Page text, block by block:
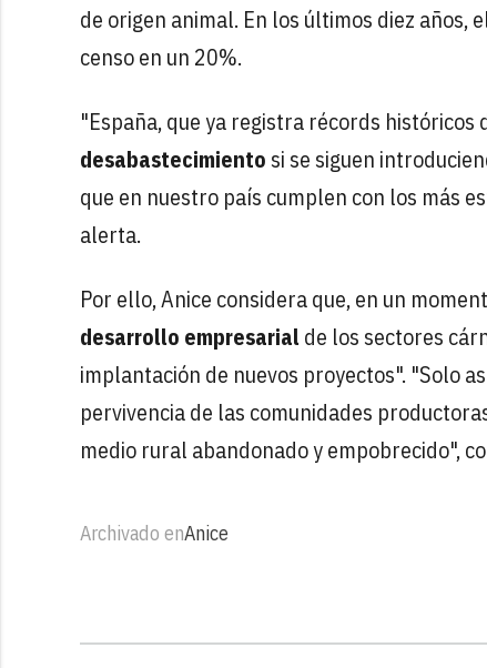
de origen animal. En los últimos diez años,
censo en un 20%.
"España, que ya registra récords
desabastecimiento si se siguen
que en nuestro país cumplen con los más
alerta.
Por ello, Anice considera que, en un
desarrollo empresarialde los sectores
implantación de nuevos proyectos". "Solo
pervivencia de las comunidades
medio rural abandonado y empobrecido",
Archivado enAnice